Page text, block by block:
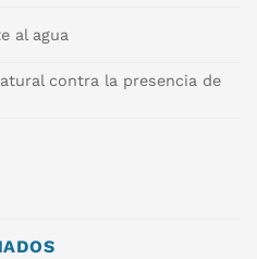
al agua
contra la presencia de